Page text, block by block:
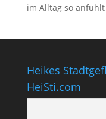
im Alltag so
Heikes
HeiSti.com